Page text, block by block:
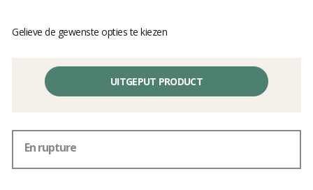
Gelieve de gewenste opties te kiezen
UITGEPUT PRODUCT
En rupture